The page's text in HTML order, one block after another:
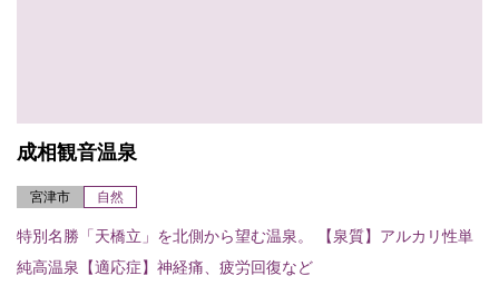
成相観音温泉
宮津市 自然
特別名勝「天橋立」を北側から望む温泉。 【泉質】アルカリ性単
純高温泉【適応症】神経痛、疲労回復など